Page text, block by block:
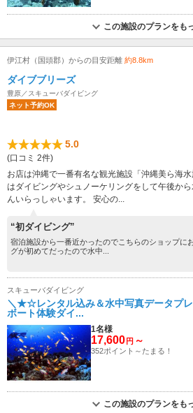
この施設のプランをも
伊江村（国頭郡）からの目安距離 約8.8km
ダイブブリーズ
豊原／スキューバダイビング
ネット予約OK
5.0
(口コミ 2件)
お店は沖縄で一番有名な観光施設「沖縄美ら海
はダイビングやシュノーケリングをして午後か
んいらっしゃいます。 安心の...
“初ダイビング”
宿泊施設から一番近かったのでこちらのショップに
グが初めてだったので水中...
スキューバダイビング
＼★☆レンタル込み＆水中写真データプ
ボート体験ダイ...
1名様
17,600 円 ～
352ポイント～たまる！
この施設のプランをも